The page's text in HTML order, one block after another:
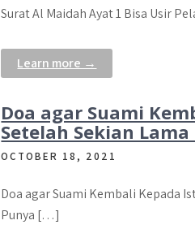
Surat Al Maidah Ayat 1 Bisa Usir
Learn more →
Doa agar Suami
Setelah Sekian
OCTOBER 18, 2021
Doa agar Suami Kembali Kepada
Punya […]